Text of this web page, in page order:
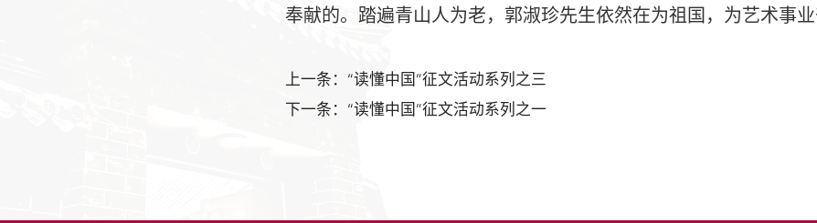
奉献的。踏遍青山人为老，郭淑珍先生依然在为祖国，为艺术事业
上一条：“读懂中国”征文活动系列之三
下一条：“读懂中国”征文活动系列之一